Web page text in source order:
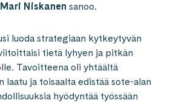
Mari Niskanen sanoo.
luoda strategiaan kytkeytyvän
tietä lyhyen ja pitkän
Tavoitteena oli yhtäältä
laatu ja toisaalta edistää sote-alan
hyödyntää työssään